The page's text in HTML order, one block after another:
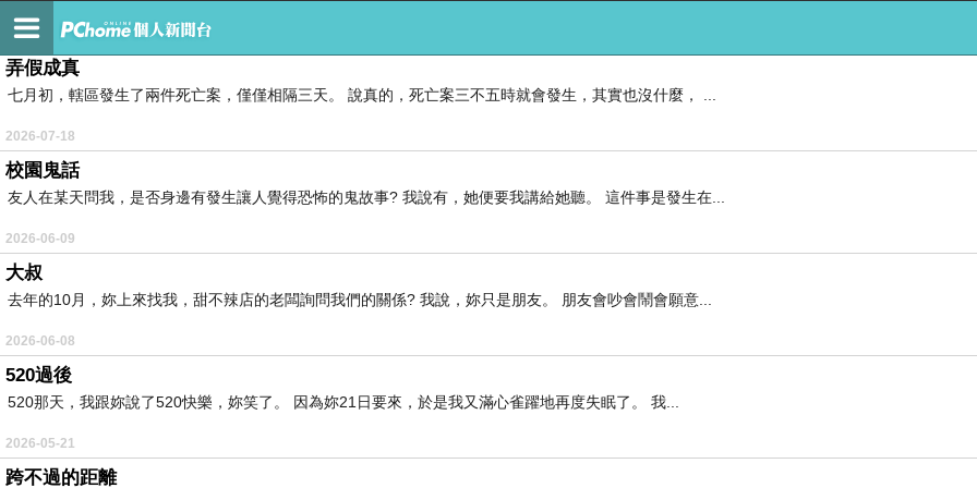
◇ 沉默之心 ◇
弄假成真
七月初，轄區發生了兩件死亡案，僅僅相隔三天。 說真的，死亡案三不五時就會發生，其實也沒什麼， ...
2026-07-18
校園鬼話
友人在某天問我，是否身邊有發生讓人覺得恐怖的鬼故事? 我說有，她便要我講給她聽。 這件事是發生在...
2026-06-09
大叔
去年的10月，妳上來找我，甜不辣店的老闆詢問我們的關係? 我說，妳只是朋友。 朋友會吵會鬧會願意...
2026-06-08
520過後
520那天，我跟妳說了520快樂，妳笑了。 因為妳21日要來，於是我又滿心雀躍地再度失眠了。 我...
2026-05-21
跨不過的距離